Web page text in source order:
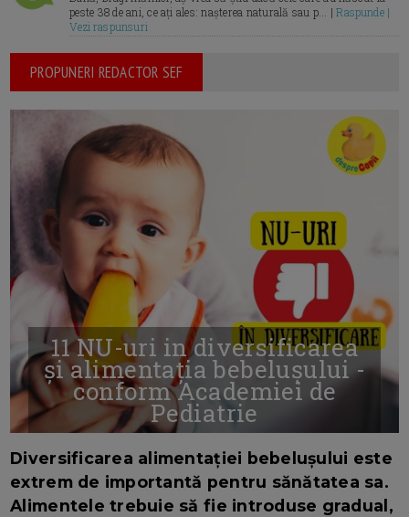
peste 38 de ani, ce ați ales: nașterea naturală sau p... |Raspunde |
Vezi raspunsuri
PROPUNERI REDACTOR SEF
11 NU-uri in diversificarea
și alimentația bebelușului -
conform Academiei de
Pediatrie
Diversificarea alimentației bebelușului este
extrem de importantă pentru sănătatea sa.
Alimentele trebuie să fie introduse gradual,